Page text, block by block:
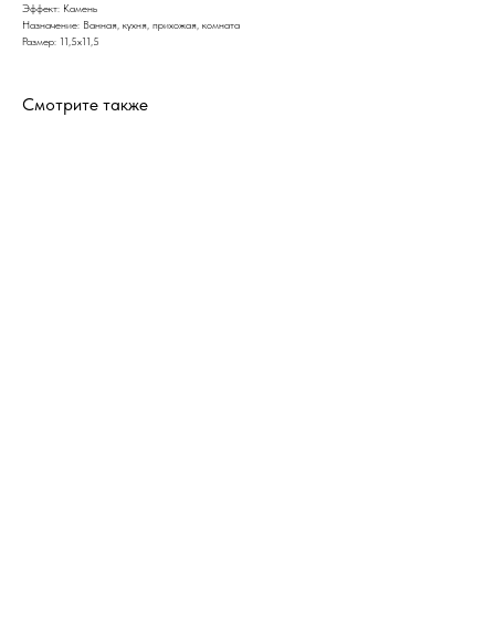
Эффект: Камень
Назначение: Ванная, кухня, прихожая, комната
Размер: 11,5x11,5
Смотрите также